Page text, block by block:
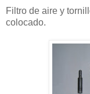
Filtro de aire y
colocado.